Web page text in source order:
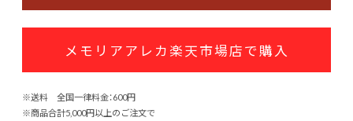
メモリアアレカ楽天市場店で購入
※送料 全国一律料金：600円
※商品合計5,000円以上のご注文で